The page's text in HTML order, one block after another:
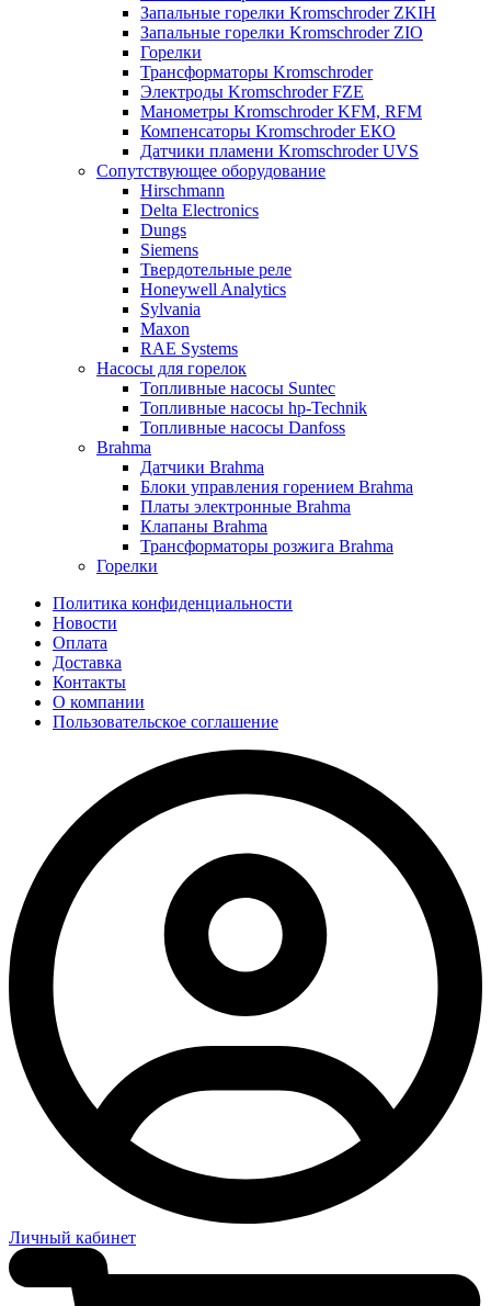
Запальные горелки Kromschroder ZKIH
Запальные горелки Kromschroder ZIO
Горелки
Трансформаторы Kromschroder
Электроды Kromschroder FZE
Манометры Kromschroder KFM, RFM
Компенсаторы Kromschroder ЕКО
Датчики пламени Kromschroder UVS
Сопутствующее оборудование
Hirschmann
Delta Electronics
Dungs
Siemens
Твердотельные реле
Honeywell Analytics
Sylvania
Maxon
RAE Systems
Насосы для горелок
Топливные насосы Suntec
Топливные насосы hp-Technik
Топливные насосы Danfoss
Brahma
Датчики Brahma
Блоки управления горением Brahma
Платы электронные Brahma
Клапаны Brahma
Трансформаторы розжига Brahma
Горелки
Политика конфиденциальности
Новости
Оплата
Доставка
Контакты
О компании
Пользовательское соглашение
Личный кабинет